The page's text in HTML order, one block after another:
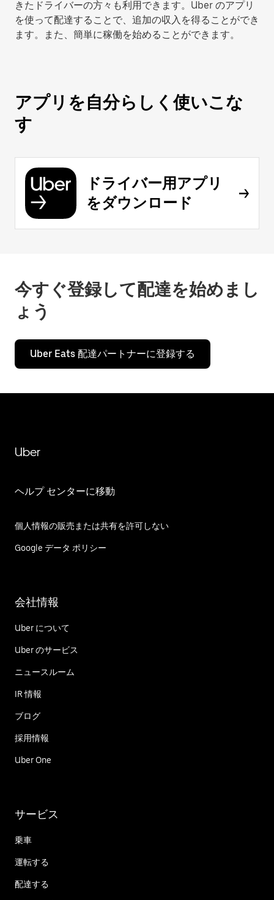
きたドライバーの方々も利用できます。Uber のアプリ
を使って配達することで、追加の収入を得ることができ
ます。また、簡単に稼働を始めることができます。
アプリを自分らしく使いこな
す
ドライバー用アプリ
をダウンロード
今すぐ登録して配達を始めまし
ょう
Uber Eats 配達パートナーに登録する
Uber
ヘルプ センターに移動
個人情報の販売または共有を許可しない
Google データ ポリシー
会社情報
Uber について
Uber のサービス
ニュースルーム
IR 情報
ブログ
採用情報
Uber One
サービス
乗車
運転する
配達する